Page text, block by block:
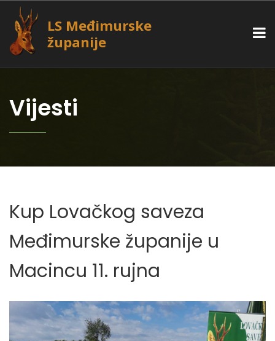
LS Međimurske
županije
Vijesti
Kup Lovačkog saveza
Međimurske županije u
Macincu 11. rujna